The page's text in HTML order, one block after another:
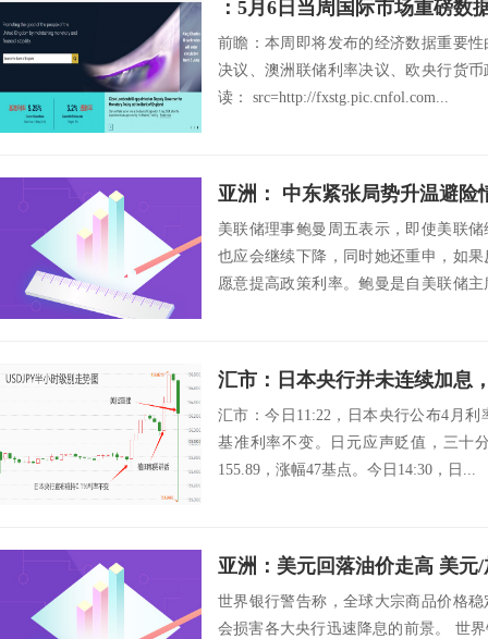
：5月6日当周国际市场重磅数
前瞻：本周即将发布的经济数据重要
决议、澳洲联储利率决议、欧央行货
读： src=http://fxstg.pic.cnfol.com...
亚洲： 中东紧张局势升温避险
美联储理事鲍曼周五表示，即使美联
也应会继续下降，同时她还重申，如
愿意提高政策利率。鲍曼是自美联储
汇市：日本央行并未连续加息
汇市：今日11:22，日本央行公布4月
基准利率不变。日元应声贬值，三十
155.89，涨幅47基点。今日14:30，日...
亚洲：美元回落油价走高 美元
世界银行警告称，全球大宗商品价格
会损害各大央行迅速降息的前景。 世